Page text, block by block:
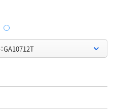
GA10712T